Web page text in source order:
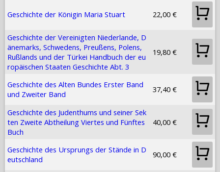
Geschichte der Königin Maria Stuart 22,00 €
Geschichte der Vereinigten Niederlande, D
änemarks, Schwedens, Preußens, Polens,
Rußlands und der Türkei Handbuch der eu
ropäischen Staaten Geschichte Abt. 3
19,80 €
Geschichte des Alten Bundes Erster Band
und Zweiter Band
37,40 €
Geschichte des Judenthums und seiner Sek
ten Zweite Abtheilung Viertes und Fünftes
Buch
40,00 €
Geschichte des Ursprungs der Stände in D
eutschland
90,00 €